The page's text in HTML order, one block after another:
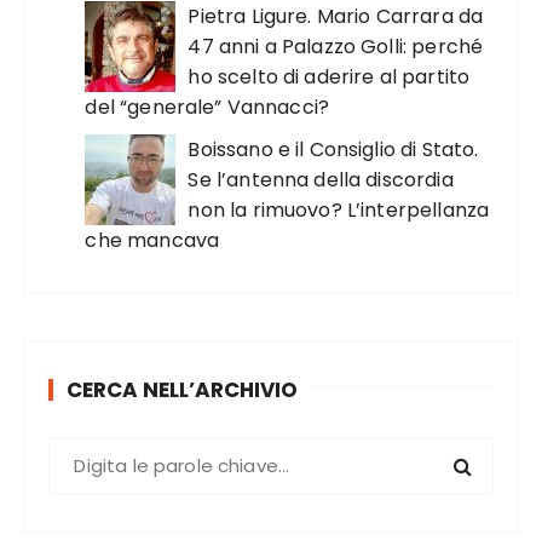
Pietra Ligure. Mario Carrara da
47 anni a Palazzo Golli: perché
ho scelto di aderire al partito
del “generale” Vannacci?
Boissano e il Consiglio di Stato.
Se l’antenna della discordia
non la rimuovo? L’interpellanza
che mancava
CERCA NELL’ARCHIVIO